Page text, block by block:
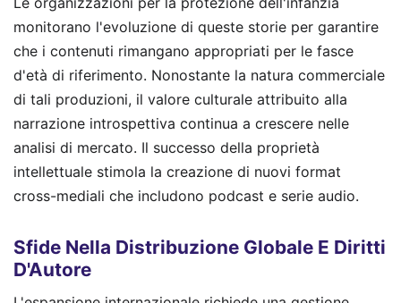
monitorano l'evoluzione di queste storie per garantire
che i contenuti rimangano appropriati per le fasce
d'età di riferimento. Nonostante la natura commerciale
di tali produzioni, il valore culturale attribuito alla
narrazione introspettiva continua a crescere nelle
analisi di mercato. Il successo della proprietà
intellettuale stimola la creazione di nuovi format
cross-mediali che includono podcast e serie audio.
Sfide Nella Distribuzione Globale E Diritti
D'Autore